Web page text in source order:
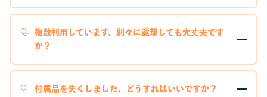
複数利用しています、別々に返却しても大丈夫です
か？
付属品を失くしました、どうすればいいですか？